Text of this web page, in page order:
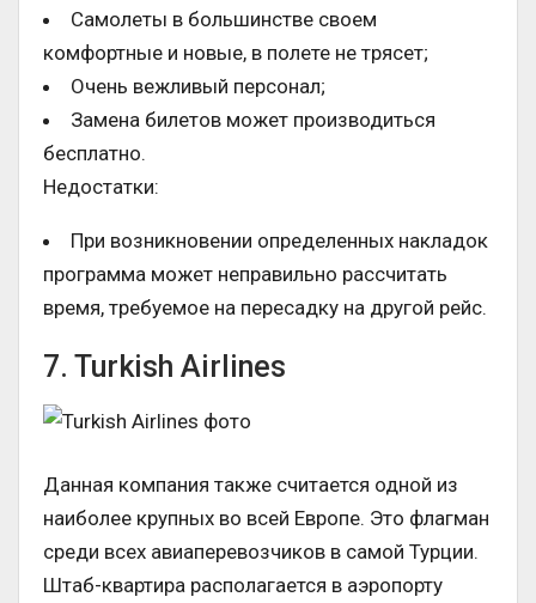
Самолеты в большинстве своем
комфортные и новые, в полете не трясет;
Очень вежливый персонал;
Замена билетов может производиться
бесплатно.
Недостатки:
При возникновении определенных накладок
программа может неправильно рассчитать
время, требуемое на пересадку на другой рейс.
7. Turkish Airlines
Данная компания также считается одной из
наиболее крупных во всей Европе. Это флагман
среди всех авиаперевозчиков в самой Турции.
Штаб-квартира располагается в аэропорту